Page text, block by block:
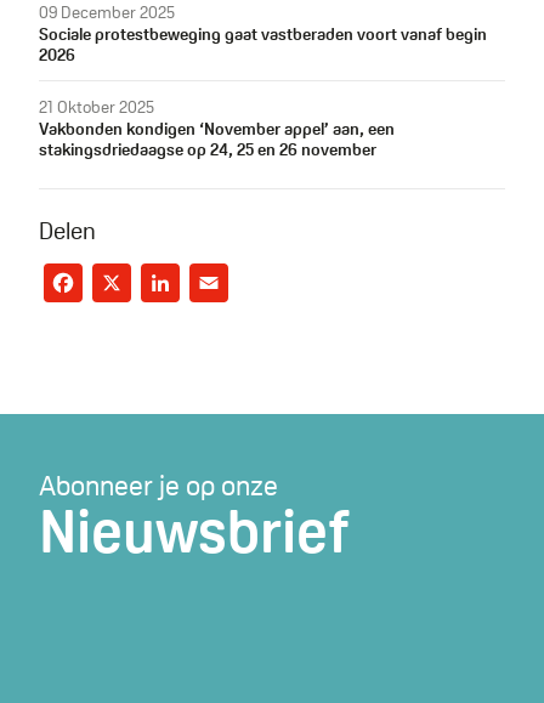
09 December 2025
Sociale protestbeweging gaat vastberaden voort vanaf begin
2026
21 Oktober 2025
Vakbonden kondigen ‘November appel’ aan, een
stakingsdriedaagse op 24, 25 en 26 november
Delen
Facebook
X LinkedIn
Abonneer je op onze
Nieuwsbrief